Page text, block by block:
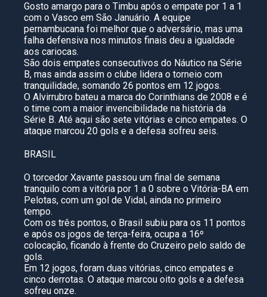
Gosto amargo para o Timbu após o empate por 1 a 1
com o Vasco em São Januário. A equipe
pernambucana foi melhor que o adversário, mas uma
falha defensiva nos minutos finais deu a igualdade
aos cariocas.
São dois empates consecutivos do Náutico na Série
B, mas ainda assim o clube lidera o torneio com
tranquilidade, somando 26 pontos em 12 jogos.
O Alvirrubro bateu a marca do Corinthians de 2008 e é
o time com a maior invencibilidade na história da
Série B. Até aqui são sete vitórias e cinco empates. O
ataque marcou 20 gols e a defesa sofreu seis.
BRASIL
O torcedor Xavante passou um final de semana
tranquilo com a vitória por 1 a 0 sobre o Vitória-BA em
Pelotas, com um gol de Vidal, ainda no primeiro
tempo.
Com os três pontos, o Brasil subiu para os 11 pontos
e após os jogos de terça-feira, ocupa a 16º
colocação, ficando à frente do Cruzeiro pelo saldo de
gols.
Em 12 jogos, foram duas vitórias, cinco empates e
cinco derrotas. O ataque marcou oito gols e a defesa
sofreu onze.